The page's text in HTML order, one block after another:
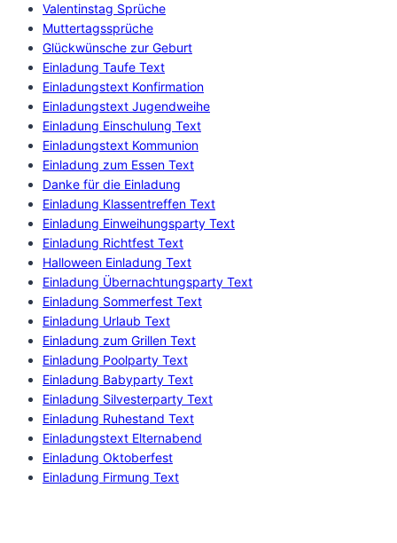
Valentinstag Sprüche
Muttertagssprüche
Glückwünsche zur Geburt
Einladung Taufe Text
Einladungstext Konfirmation
Einladungstext Jugendweihe
Einladung Einschulung Text
Einladungstext Kommunion
Einladung zum Essen Text
Danke für die Einladung
Einladung Klassentreffen Text
Einladung Einweihungsparty Text
Einladung Richtfest Text
Halloween Einladung Text
Einladung Übernachtungsparty Text
Einladung Sommerfest Text
Einladung Urlaub Text
Einladung zum Grillen Text
Einladung Poolparty Text
Einladung Babyparty Text
Einladung Silvesterparty Text
Einladung Ruhestand Text
Einladungstext Elternabend
Einladung Oktoberfest
Einladung Firmung Text